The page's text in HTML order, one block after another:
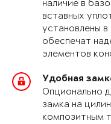
наличие в
вставных
установлены
обеспечат
элементов
Удобная
Опционально
замка на
композитным